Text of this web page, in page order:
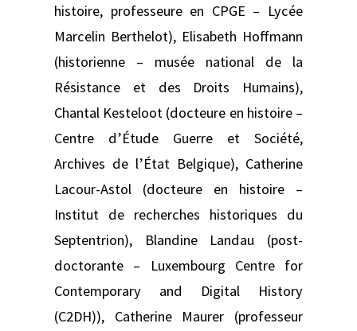
histoire, professeure en CPGE – Lycée
Marcelin Berthelot), Elisabeth Hoffmann
(historienne – musée national de la
Résistance et des Droits Humains),
Chantal Kesteloot (docteure en histoire –
Centre d’Étude Guerre et Société,
Archives de l’État Belgique), Catherine
Lacour-Astol (docteure en histoire –
Institut de recherches historiques du
Septentrion), Blandine Landau (post-
doctorante – Luxembourg Centre for
Contemporary and Digital History
(C2DH)), Catherine Maurer (professeur